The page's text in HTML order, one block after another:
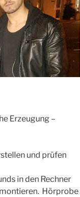
Erzeugung –
und prüfen
in den Rechner
Hörprobe